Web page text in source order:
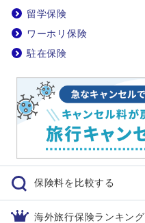
留学保険
ワーホリ保険
駐在保険
保険料を比較する
海外旅行保険ランキング